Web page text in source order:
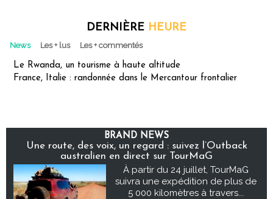
DERNIÈRE HEURE
News Les + lus Les + commentés
Le Rwanda, un tourisme à haute altitude
France, Italie : randonnée dans le Mercantour frontalier
BRAND NEWS
Une route, des voix, un regard : suivez l’Outback
australien en direct sur TourMaG
À partir du 24 juillet, TourMaG
suivra une expédition de plus de
5 000 kilomètres à travers...